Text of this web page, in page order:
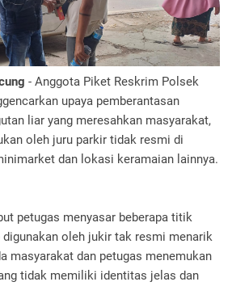
- Anggota Piket Reskrim Polsek
upaya pemberantasan
liar yang meresahkan masyarakat,
oleh juru parkir tidak resmi di
dan lokasi keramaian lainnya.
petugas menyasar beberapa titik
oleh jukir tak resmi menarik
masyarakat dan petugas menemukan
tidak memiliki identitas jelas dan